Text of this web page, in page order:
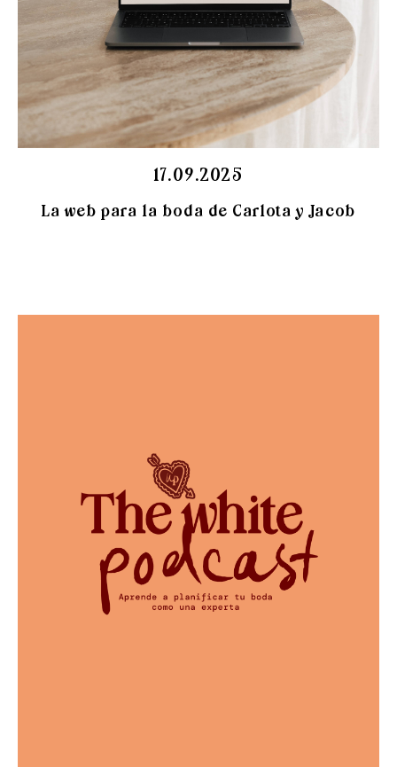
17.09.2025
La web para la boda de Carlota y Jacob